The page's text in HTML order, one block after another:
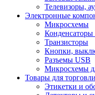
Телевизоры,
Электронные
Микросхемы
Конденсаторы
Транзисторы
Кнопки,
Разъемы USB
Микросхемы
Товары для торговли
Этикетки и